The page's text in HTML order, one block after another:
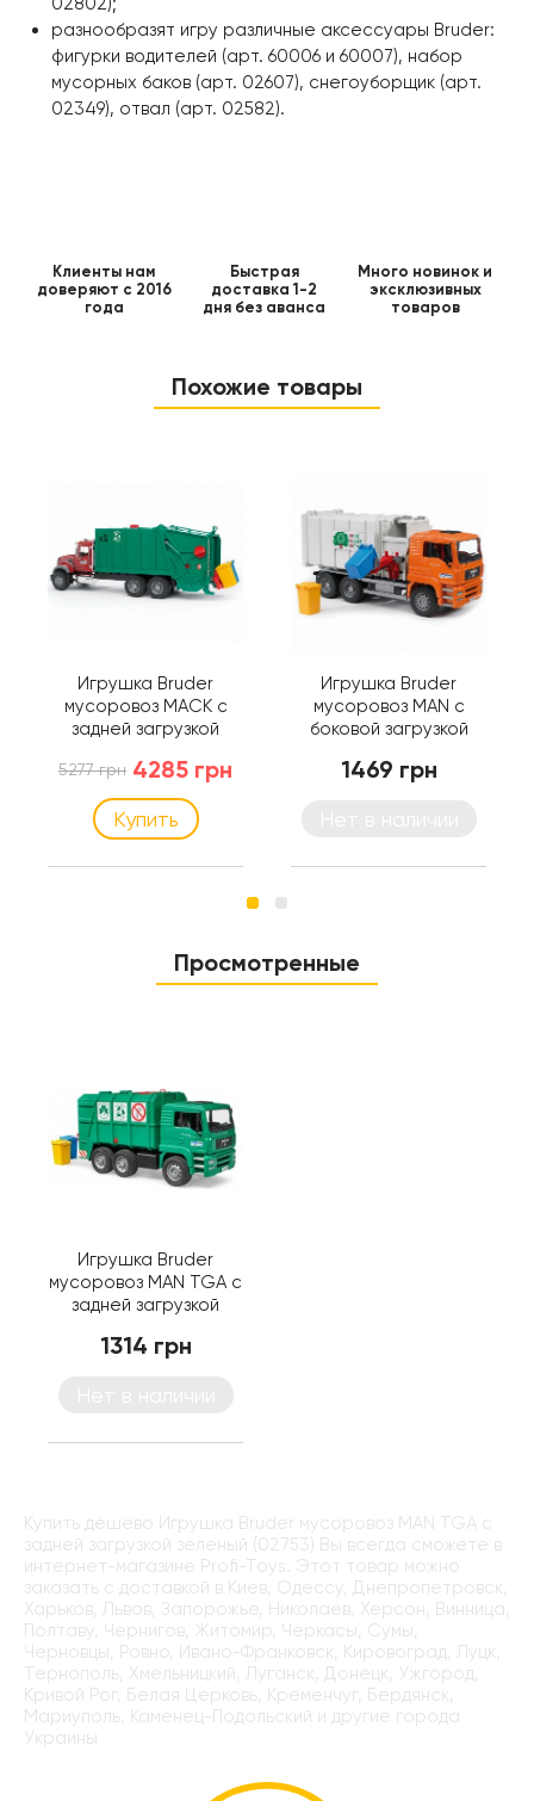
разнообразят игру различные аксессуары Bruder:
фигурки водителей (арт. 60006 и 60007), набор
мусорных баков (арт. 02607), снегоуборщик (арт.
02349), отвал (арт. 02582).
Клиенты нам
доверяют с 2016
года
Быстрая
доставка 1-2
дня без аванса
Много новинок и
эксклюзивных
товаров
Похожие товары
Игрушка Bruder
мусоровоз MACK с
задней загрузкой
5277 грн 4285 грн
Купить
Игрушка Bruder
мусоровоз MAN с
боковой загрузкой
1469 грн
Просмотренные
Игрушка Bruder
мусоровоз MAN TGA с
задней загрузкой
1314 грн
Купить дёшево Игрушка Bruder мусоровоз MAN TGA с
задней загрузкой зеленый (02753) Вы всегда сможете в
интернет-магазине Profi-Toys. Этот товар можно
заказать с доставкой в Киев, Одессу, Днепропетровск,
Харьков, Львов, Запорожье, Николаев, Херсон, Винница,
Полтаву, Чернигов, Житомир, Черкасы, Сумы,
Черновцы, Ровно, Ивано-Франковск, Кировоград, Луцк,
Тернополь, Хмельницкий, Луганск, Донецк, Ужгород,
Кривой Рог, Белая Церковь, Кременчуг, Бердянск,
Мариуполь, Каменец-Подольский и другие города
Украины